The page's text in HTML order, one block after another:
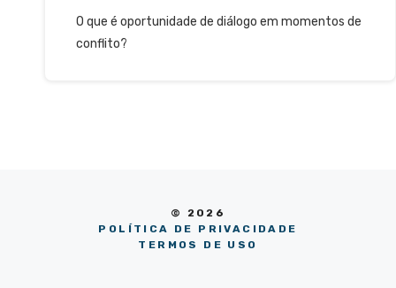
O que é oportunidade de diálogo em momentos de
conflito?
© 2026
POLÍTICA DE PRIVACIDADE
TERMOS DE USO